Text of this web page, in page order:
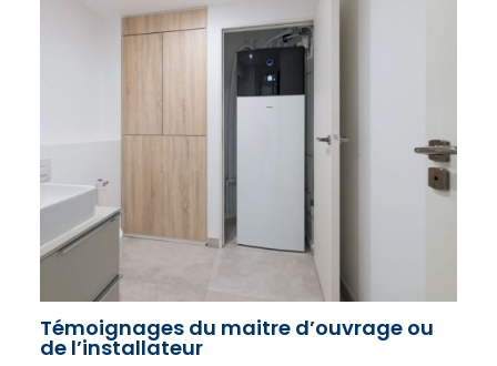
Témoignages du maitre d’ouvrage ou
de l’installateur